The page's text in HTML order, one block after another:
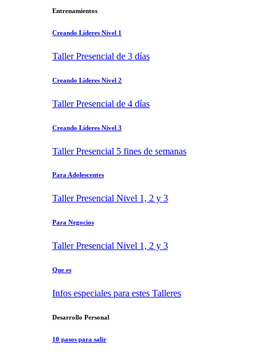
Entrenamientos
Creando Líderes Nivel 1
Taller Presencial de 3 días
Creando Líderes Nivel 2
Taller Presencial de 4 días
Creando Líderes Nivel 3
Taller Presencial 5 fines de semanas
Para Adolescentes
Taller Presencial Nivel 1, 2 y 3
Para Negocios
Taller Presencial Nivel 1, 2 y 3
Que es
Infos especiales para estes Talleres
Desarrollo Personal
10 pasos para salir